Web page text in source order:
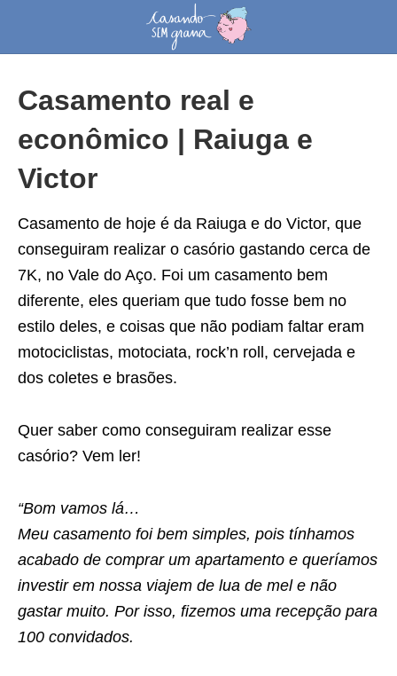
Casamento real e
econômico | Raiuga e
Victor
Casamento de hoje é da Raiuga e do Victor, que
conseguiram realizar o casório gastando cerca de
7K, no Vale do Aço. Foi um casamento bem
diferente, eles queriam que tudo fosse bem no
estilo deles, e coisas que não podiam faltar eram
motociclistas, motociata, rock’n roll, cervejada e
dos coletes e brasões.
Quer saber como conseguiram realizar esse
casório? Vem ler!
“Bom vamos lá…
Meu casamento foi bem simples, pois tínhamos
acabado de comprar um apartamento e queríamos
investir em nossa viajem de lua de mel e não
gastar muito. Por isso, fizemos uma recepção para
100 convidados.